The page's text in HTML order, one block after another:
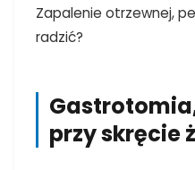
Zapalenie otrzewnej,
radzić?
przy skręcie